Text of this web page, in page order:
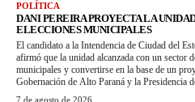
POLÍTICA
DANI PEREIRA PROYECTA LA
ELECCIONES MUNICIPALES
El candidato a la Intendencia de Ciudad del
afirmó que la unidad alcanzada con un sector
municipales y convertirse en la base de un
Gobernación de Alto Paraná y la Presidencia
7 de agosto de 2026